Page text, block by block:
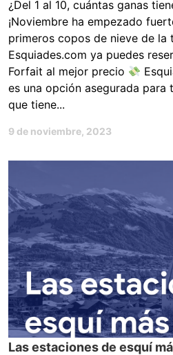
¿Del 1 al 10, cuántas ganas
¡Noviembre ha empezado
primeros copos de nieve de la
Esquiades.com ya puedes
Forfait al mejor precio
es una opción asegurada para
que tiene...
9 de noviembre, 2023
Las estaciones de esquí